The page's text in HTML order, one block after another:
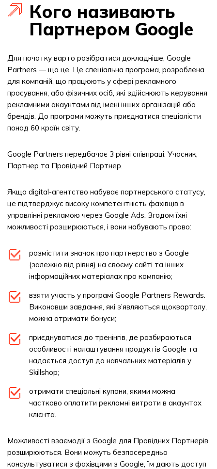
Кого називають
Партнером Google
Для початку варто розібратися докладніше, Google
Partners — що це. Це спеціальна програма, розроблена
для компаній, що працюють у сфері рекламного
просування, або фізичних осіб, які здійснюють керування
рекламними акаунтами від імені інших організацій або
брендів. До програми можуть приєднатися спеціалісти
понад 60 країн світу.
Google Partners передбачає 3 рівні співпраці: Учасник,
Партнер та Провідний Партнер.
Якщо digital-агентство набуває партнерського статусу,
це підтверджує високу компетентність фахівців в
управлінні рекламою через Google Ads. Згодом їхні
можливості розширюються, і вони набувають право:
розмістити значок про партнерство з Google
(залежно від рівня) на своєму сайті та інших
інформаційних матеріалах про компанію;
взяти участь у програмі Google Partners Rewards.
Виконавши завдання, які з’являються щокварталу,
можна отримати бонуси;
приєднуватися до тренінгів, де розбираються
особливості налаштування продуктів Google та
надається доступ до навчальних матеріалів у
Skillshop;
отримати спеціальні купони, якими можна
частково оплатити рекламні витрати в акаунтах
клієнта.
Можливості взаємодії з Google для Провідних Партнерів
розширюються. Вони можуть безпосередньо
консультуватися з фахівцями з Google, їм дають доступ